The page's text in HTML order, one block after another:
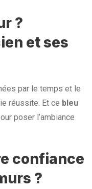
?
et ses
par le temps et le
réussite. Et ce bleu
poser l’ambiance
confiance
?